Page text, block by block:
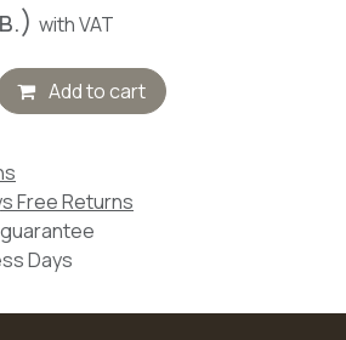
with VAT
Add to cart
Free Returns
Days